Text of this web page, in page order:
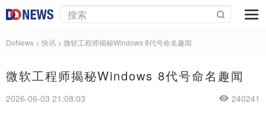
DoNews > 快讯 > 微软工程师揭秘Windows 8代号命名趣闻
微软工程师揭秘Windows 8代号命名趣闻
2026-06-03 21:08:03 240241